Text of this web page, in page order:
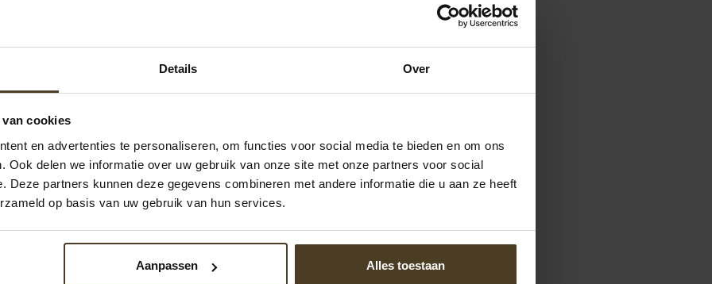
Details Over
cookies
en advertenties te personaliseren, om functies voor social media te bieden en om ons
Ook delen we informatie over uw gebruik van onze site met onze partners voor social
Deze partners kunnen deze gegevens combineren met andere informatie die u aan ze heeft
op basis van uw gebruik van hun services.
Aanpassen Alles toestaan
komt
kan direct zorgen voor een compleet andere uitstraling van de tuin.
heeft de constructie verzwakt
vaker te maken met stevige stormen.
kan schade ontstaan zoals: